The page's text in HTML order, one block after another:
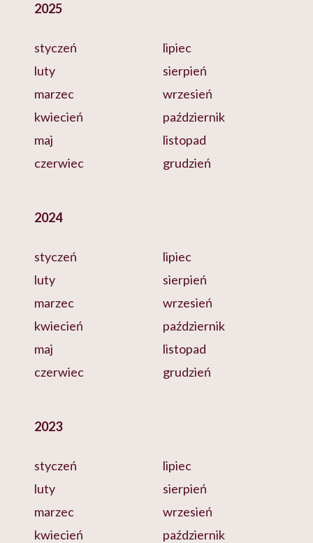
2025
styczeń
luty
marzec
kwiecień
maj
czerwiec
lipiec
sierpień
wrzesień
październik
listopad
grudzień
2024
styczeń
luty
marzec
kwiecień
maj
czerwiec
lipiec
sierpień
wrzesień
październik
listopad
grudzień
2023
styczeń
luty
marzec
kwiecień
lipiec
sierpień
wrzesień
październik